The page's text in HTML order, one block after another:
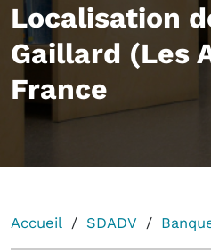
Localisation
Gaillard (Les
France
Accueil SDADV